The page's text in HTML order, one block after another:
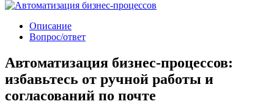
Описание
Вопрос/ответ
Автоматизация бизнес-процессов:
избавьтесь от ручной работы и
согласований по почте